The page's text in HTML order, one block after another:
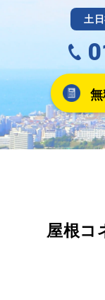
土
屋根コ